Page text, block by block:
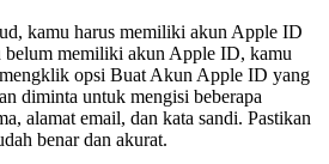
kamu harus memiliki akun Apple ID
belum memiliki akun Apple ID, kamu
opsi Buat Akun Apple ID yang
diminta untuk mengisi beberapa
alamat email, dan kata sandi. Pastikan
benar dan akurat.